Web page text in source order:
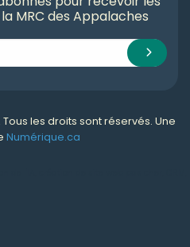
MRC des Appalaches
les droits sont réservés. Une
Numérique.ca